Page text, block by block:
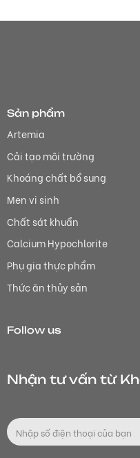
Sản phẩm
Artemia
Cải tạo môi trường
Khoáng chất bổ sung
Men vi sinh
Chất sát khuẩn
Calcium Hypochlorite
Phụ gia thực phẩm
Thức ăn thủy sản
Follow us
Nhận tư vấn từ